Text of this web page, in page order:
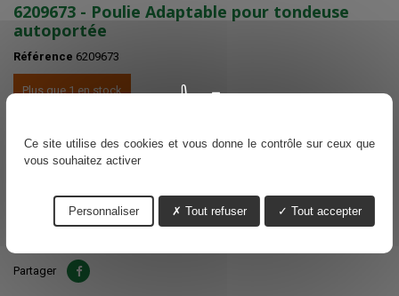
6209673 - Poulie Adaptable pour tondeuse
autoportée
Référence 6209673
Plus que 1 en stock
21,77 €TTC
 Ajouter au panier
Partager
Ce site utilise des cookies et vous donne le contrôle sur ceux que
vous souhaitez activer
Tout accepter
Tout refuser
Personnaliser